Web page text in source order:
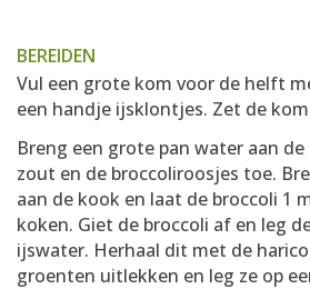
BEREIDEN
Vul een grote kom voor de helft
een handje ijsklontjes. Zet de
Breng een grote pan water aan
zout en de broccoliroosjes toe.
aan de kook en laat de broccoli 1
koken. Giet de broccoli af en leg
ijswater. Herhaal dit met de
groenten uitlekken en leg ze op